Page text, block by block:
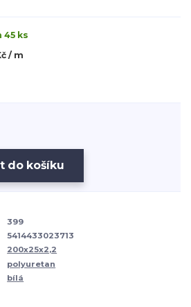
45 ks
/ m
do košíku
399
5414433023713
200x25x2,2
polyuretan
bílá